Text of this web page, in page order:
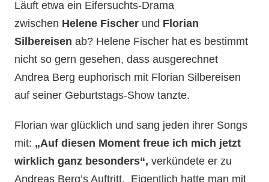
Läuft etwa ein Eifersuchts-Drama
zwischen Helene Fischer und Florian
Silbereisen ab? Helene Fischer hat es bestimmt
nicht so gern gesehen, dass ausgerechnet
Andrea Berg euphorisch mit Florian Silbereisen
auf seiner Geburtstags-Show tanzte.
Florian war glücklich und sang jeden ihrer Songs
mit: „Auf diesen Moment freue ich mich jetzt
wirklich ganz besonders“,verkündete er zu
Andreas Berg’s Auftritt. Eigentlich hatte man mit